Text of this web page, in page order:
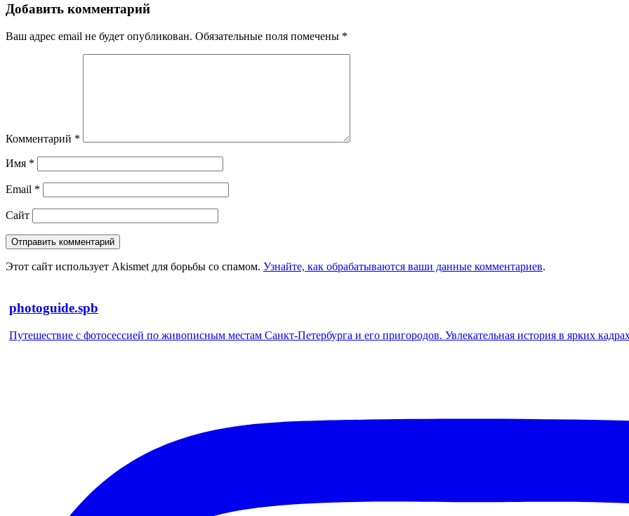
Добавить комментарий
Ваш адрес email не будет опубликован. Обязательные поля помечены *
Комментарий *
Имя *
Email *
Сайт
Этот сайт использует Akismet для борьбы со спамом. Узнайте, как обрабатываются ваши данные комментариев.
photoguide.spb
Путешествие с фотосессией по живописным местам Санкт-Петербурга и его пригородов. Увлекательная история в ярких